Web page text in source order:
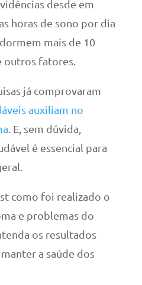
desde em
horas de sono por dia
mais de 10
outros fatores.
já comprovaram
auxiliam no
. E, sem dúvida,
é essencial para
como foi realizado o
e problemas do
os resultados
a saúde dos